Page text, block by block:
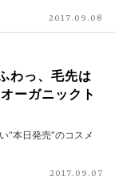
2017.09.08
わっ、毛先は
ーガニックト
“本日発売”のコスメ
2017.09.07